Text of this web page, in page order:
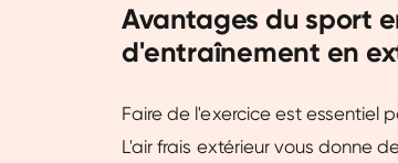
Avantages du sport
d'entraînement en
Faire de l'exercice est essentiel
L'air frais extérieur vous donne